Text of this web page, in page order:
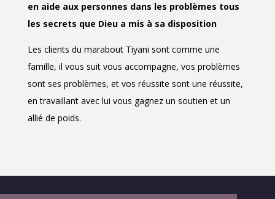
en aide aux personnes dans les problèmes tous
les secrets que Dieu a mis à sa disposition
Les clients du marabout Tiyani sont comme une
famille, il vous suit vous accompagne, vos problèmes
sont ses problèmes, et vos réussite sont une réussite,
en travaillant avec lui vous gagnez un soutien et un
allié de poids.